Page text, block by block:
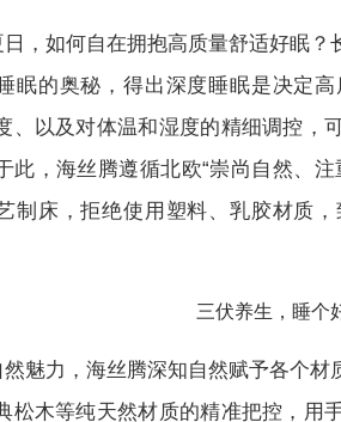
，如何自在拥抱高质量舒适好眠？
眠的奥秘，得出深度睡眠是决定
、以及对体温和湿度的精细调控，
此，海丝腾遵循北欧“崇尚自然、
制床，拒绝使用塑料、乳胶材质
魅力，海丝腾深知自然赋予各个材
松木等纯天然材质的精准把控，用